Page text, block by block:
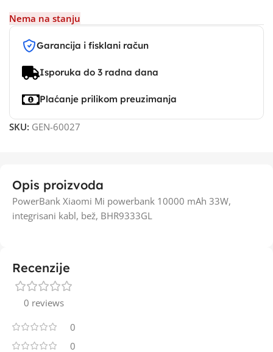
Nema na stanju
Garancija i fisklani račun
Isporuka do 3 radna dana
Plaćanje prilikom preuzimanja
SKU: GEN-60027
Opis proizvoda
PowerBank Xiaomi Mi powerbank 10000 mAh 33W,
integrisani kabl, bež, BHR9333GL
Recenzije
0 reviews
0
0